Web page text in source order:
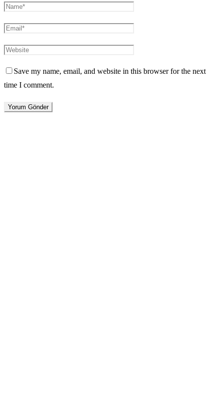
Save my name, email, and website in this browser for the next
time I comment.